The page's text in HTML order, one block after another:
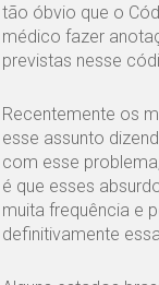
tão óbvio que o
médico fazer
previstas nesse
Recentemente os
esse assunto
com esse
é que esses
muita frequência e
definitivamente